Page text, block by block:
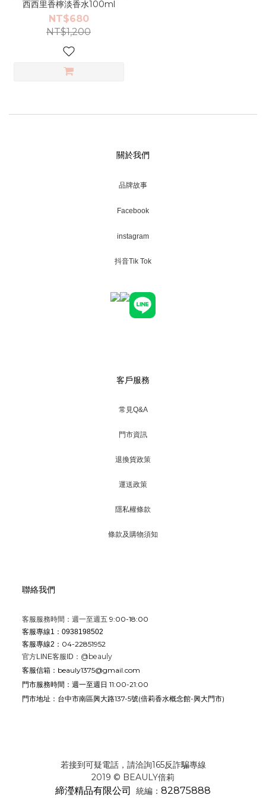
西西里香檸淡香水100ml
NT$680
NT$1,200
關於我們
品牌故事
Facebook
instagram
抖音Tik Tok
客戶服務
常見Q&A
門市資訊
退換貨政策
運送政策
隱私權條款
條款及購物須知
聯絡我們
客服服務時間：週一至週五 9:00-18:00
客服專線1：0938198502
客服專線2： 04-22851952
官方LINE客服ID： @beauly
客服信箱： beauly1375@gmail.com
門市服務時間： 週一至週日 11:00-21:00
門市地址： 台中市南區興大路137-5號(倍莉香水概念館-興大門市)
若接到可疑電話，請洽詢165反詐騙專線
2019 © BEAULY倍莉
締瀅精品有限公司 統編： 82875888